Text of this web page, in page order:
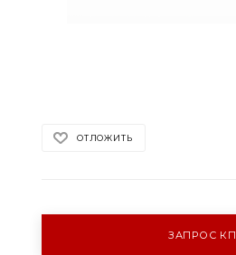
ОТЛОЖИТЬ
ЗАПРОС КП